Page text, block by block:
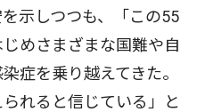
示しつつも、「この55
めさまざまな国難や自
症を乗り越えてきた。
れると信じている」と